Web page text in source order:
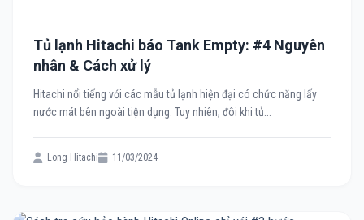
Tủ lạnh Hitachi báo Tank Empty: #4 Nguyên
nhân & Cách xử lý
Hitachi nổi tiếng với các mẫu tủ lạnh hiện đại có chức năng lấy
nước mát bên ngoài tiện dụng. Tuy nhiên, đôi khi tủ...
Long Hitachi 11/03/2024